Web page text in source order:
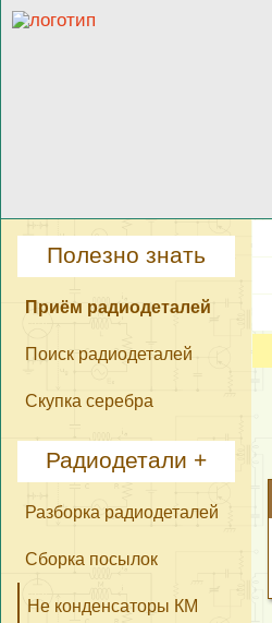
Полезно знать
Приём радиодеталей
Поиск радиодеталей
Скупка серебра
Радиодетали +
Разборка радиодеталей
Сборка посылок
Не конденсаторы КМ